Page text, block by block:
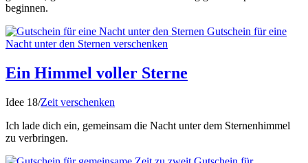
beginnen.
Gutschein für eine
Nacht unter den Sternen verschenken
Ein Himmel voller Sterne
Idee 18/Zeit verschenken
Ich lade dich ein, gemeinsam die Nacht unter dem Sternenhimmel
zu verbringen.